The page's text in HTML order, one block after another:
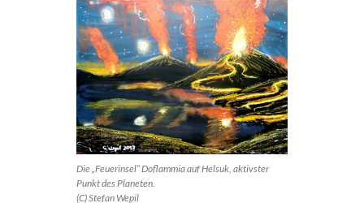
Die „Feuerinsel“ Doflammia auf Helsuk, aktivster
Punkt des Planeten.
(C) Stefan Wepil